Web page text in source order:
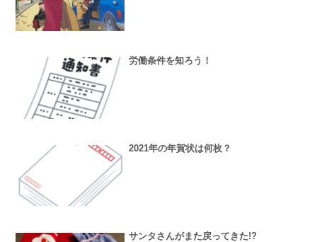
労働条件を知ろう！
2021年の年賀状は何枚？
サンタさんがまた戻ってきた!?